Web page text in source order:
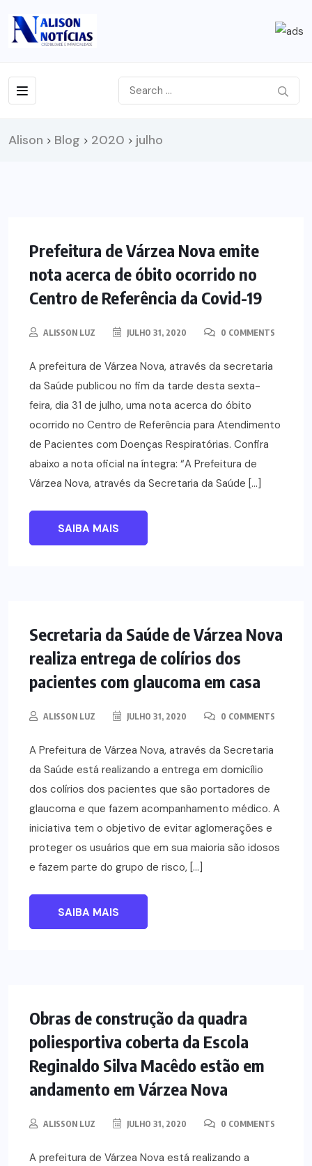
Alison > Blog > 2020 > julho
NOTÍCIAS
Prefeitura de Várzea Nova emite
nota acerca de óbito ocorrido no
Centro de Referência da Covid-19
ALISSON LUZ JULHO 31, 2020 0 COMMENTS
A prefeitura de Várzea Nova, através da secretaria
da Saúde publicou no fim da tarde desta sexta-
feira, dia 31 de julho, uma nota acerca do óbito
ocorrido no Centro de Referência para Atendimento
de Pacientes com Doenças Respiratórias. Confira
abaixo a nota oficial na íntegra: “A Prefeitura de
Várzea Nova, através da Secretaria da Saúde […]
SAIBA MAIS
NOTÍCIAS
Secretaria da Saúde de Várzea Nova
realiza entrega de colírios dos
pacientes com glaucoma em casa
ALISSON LUZ JULHO 31, 2020 0 COMMENTS
A Prefeitura de Várzea Nova, através da Secretaria
da Saúde está realizando a entrega em domicílio
dos colírios dos pacientes que são portadores de
glaucoma e que fazem acompanhamento médico. A
iniciativa tem o objetivo de evitar aglomerações e
proteger os usuários que em sua maioria são idosos
e fazem parte do grupo de risco, […]
SAIBA MAIS
ESPORTES
NOTÍCIAS
Obras de construção da quadra
poliesportiva coberta da Escola
Reginaldo Silva Macêdo estão em
andamento em Várzea Nova
ALISSON LUZ JULHO 31, 2020 0 COMMENTS
A prefeitura de Várzea Nova está realizando a